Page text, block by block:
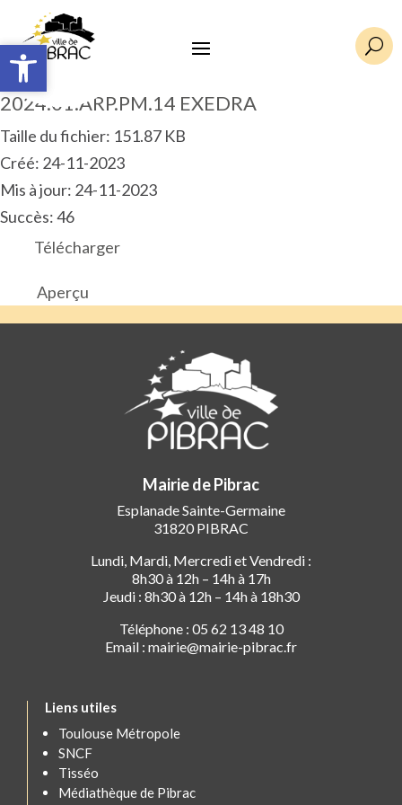
Ouvrir la barre d’outils U
2024.01.ARP.PM.14 EXEDRA
Taille du fichier: 151.87 KB
Créé: 24-11-2023
Mis à jour: 24-11-2023
Succès: 46
Télécharger
Aperçu
Mairie de Pibrac
Esplanade Sainte-Germaine
31820 PIBRAC
Lundi, Mardi, Mercredi et Vendredi :
8h30 à 12h – 14h à 17h
Jeudi : 8h30 à 12h – 14h à 18h30
Téléphone : 05 62 13 48 10
Email : mairie@mairie-pibrac.fr
Liens utiles
Toulouse Métropole
SNCF
Tisséo
Médiathèque de Pibrac
Ouvrir la barre d’outils